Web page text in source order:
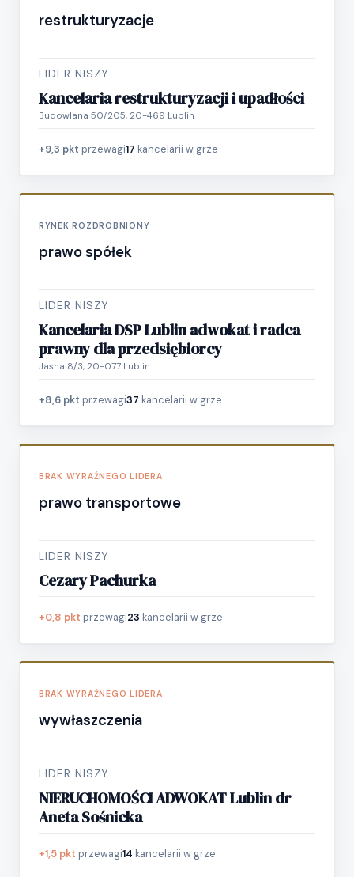
restrukturyzacje
LIDER NISZY
Kancelaria restrukturyzacji i upadłości
Budowlana 50/205, 20-469 Lublin
+9,3 pkt przewagi17 kancelarii w grze
RYNEK ROZDROBNIONY
prawo spółek
LIDER NISZY
Kancelaria DSP Lublin adwokat i radca
prawny dla przedsiębiorcy
Jasna 8/3, 20-077 Lublin
+8,6 pkt przewagi37 kancelarii w grze
BRAK WYRAŹNEGO LIDERA
prawo transportowe
LIDER NISZY
Cezary Pachurka
+0,8 pkt przewagi23 kancelarii w grze
BRAK WYRAŹNEGO LIDERA
wywłaszczenia
LIDER NISZY
NIERUCHOMOŚCI ADWOKAT Lublin dr
Aneta Sośnicka
+1,5 pkt przewagi14 kancelarii w grze